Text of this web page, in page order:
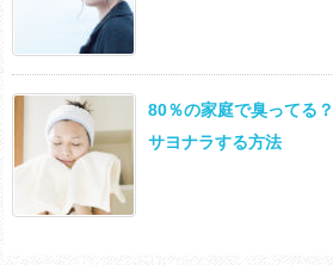
80％の家庭で臭ってる
サヨナラする方法